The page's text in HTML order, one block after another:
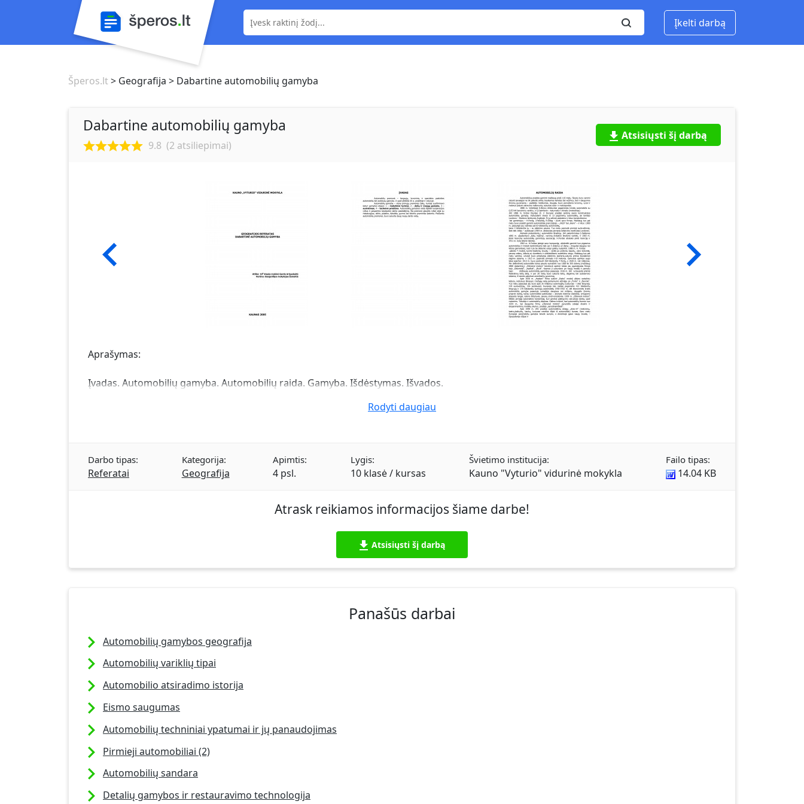
Įkelti darbą
Šperos.lt> Geografija > Dabartine automobilių gamyba
Dabartine automobilių gamyba
9.8 (2 atsiliepimai)
Atsisiųsti šį darbą
Aprašymas:
Įvadas. Automobilių gamyba. Automobilių raida. Gamyba. Išdėstymas. Išvados.
Rodyti daugiau
Darbo tipas:
Referatai
Kategorija:
Geografija
Apimtis:
4 psl.
Lygis:
10 klasė / kursas
Švietimo institucija:
Kauno "Vyturio" vidurinė mokykla
Failo tipas:
14.04 KB
Atrask reikiamos informacijos šiame darbe!
Atsisiųsti šį darbą
Panašūs darbai
Automobilių gamybos geografija
Automobilių variklių tipai
Automobilio atsiradimo istorija
Eismo saugumas
Automobilių techniniai ypatumai ir jų panaudojimas
Pirmieji automobiliai (2)
Automobilių sandara
Detalių gamybos ir restauravimo technologija